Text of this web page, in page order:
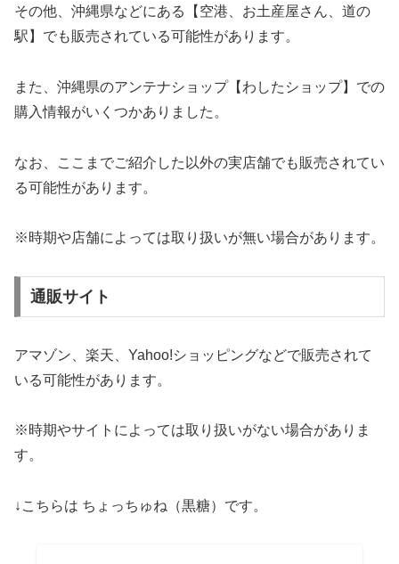
その他、沖縄県などにある【空港、お土産屋さん、道の
駅】でも販売されている可能性があります。
また、沖縄県のアンテナショップ【わしたショップ】での
購入情報がいくつかありました。
なお、ここまでご紹介した以外の実店舗でも販売されてい
る可能性があります。
※時期や店舗によっては取り扱いが無い場合があります。
通販サイト
アマゾン、楽天、Yahoo!ショッピングなどで販売されて
いる可能性があります。
※時期やサイトによっては取り扱いがない場合がありま
す。
↓こちらは ちょっちゅね（黒糖）です。